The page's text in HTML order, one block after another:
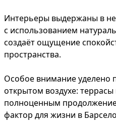
Интерьеры выдержаны в
с использованием
создаёт ощущение
пространства.
Особое внимание уделено
открытом воздухе: террасы
полноценным
фактор для жизни в